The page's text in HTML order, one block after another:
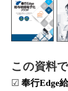
この資料
☑奉行Edge